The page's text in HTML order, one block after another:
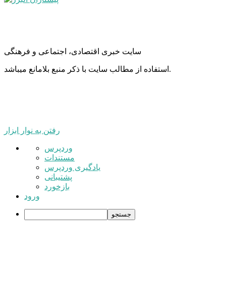
سایت خبری اقتصادی، اجتماعی و فرهنگی
استفاده از مطالب سایت با ذکر منبع بلامانع میباشد.
رفتن به نوار ابزار
درباره
وردپرس
وردپرس
مستندات
یادگیری وردپرس
پشتیبانی
بازخورد
ورود
جستجو